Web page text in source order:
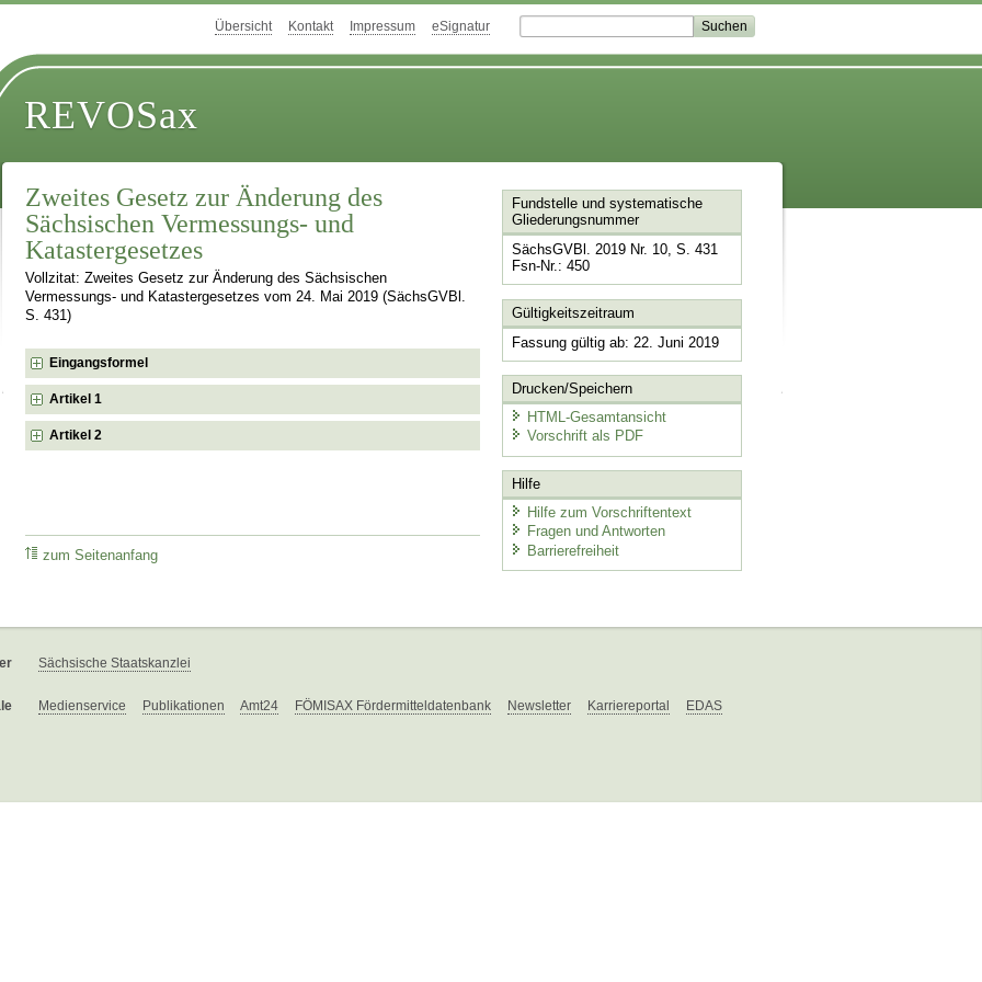
Übersicht Kontakt Impressum eSignatur
REVOSax
Zweites Gesetz zur Änderung des
Sächsischen Vermessungs- und
Katastergesetzes
Vollzitat: Zweites Gesetz zur Änderung des Sächsischen
Vermessungs- und Katastergesetzes vom 24. Mai 2019 (SächsGVBl.
S. 431)
Eingangsformel
Artikel 1
Artikel 2
zum Seitenanfang
Fundstelle und systematische
Gliederungsnummer
SächsGVBl. 2019 Nr. 10, S. 431
Fsn-Nr.: 450
Gültigkeitszeitraum
Fassung gültig ab: 22. Juni 2019
Drucken/Speichern
HTML-Gesamtansicht
Vorschrift als PDF
Hilfe
Hilfe zum Vorschriftentext
Fragen und Antworten
Barrierefreiheit
Sächsische Staatskanzlei
Medienservice Publikationen Amt24 FÖMISAX Fördermitteldatenbank Newsletter Karriereportal EDAS